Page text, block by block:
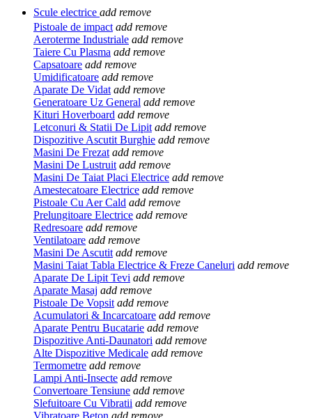
Scule electrice add remove
Pistoale de impact add remove
Aeroterme Industriale add remove
Taiere Cu Plasma add remove
Capsatoare add remove
Umidificatoare add remove
Aparate De Vidat add remove
Generatoare Uz General add remove
Kituri Hoverboard add remove
Letconuri & Statii De Lipit add remove
Dispozitive Ascutit Burghie add remove
Masini De Frezat add remove
Masini De Lustruit add remove
Masini De Taiat Placi Electrice add remove
Amestecatoare Electrice add remove
Pistoale Cu Aer Cald add remove
Prelungitoare Electrice add remove
Redresoare add remove
Ventilatoare add remove
Masini De Ascutit add remove
Masini Taiat Tabla Electrice & Freze Caneluri add remove
Aparate De Lipit Tevi add remove
Aparate Masaj add remove
Pistoale De Vopsit add remove
Acumulatori & Incarcatoare add remove
Aparate Pentru Bucatarie add remove
Dispozitive Anti-Daunatori add remove
Alte Dispozitive Medicale add remove
Termometre add remove
Lampi Anti-Insecte add remove
Convertoare Tensiune add remove
Slefuitoare Cu Vibratii add remove
Vibratoare Beton add remove